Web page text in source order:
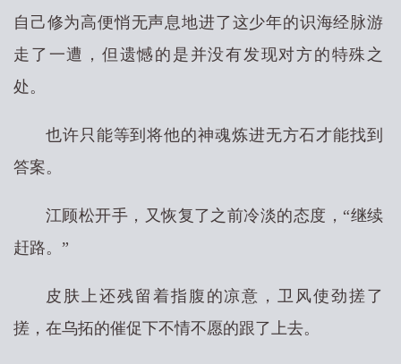
自己修为高便悄无声息地进了这少年的识海经脉游
走了一遭，但遗憾的是并没有发现对方的特殊之
处。
也许只能等到将他的神魂炼进无方石才能找到
答案。
江顾松开手，又恢复了之前冷淡的态度，“继续
赶路。”
皮肤上还残留着指腹的凉意，卫风使劲搓了
搓，在乌拓的催促下不情不愿的跟了上去。